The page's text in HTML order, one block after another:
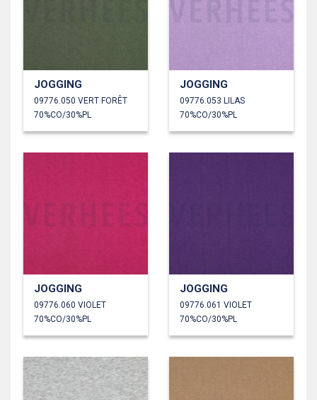
JOGGING
09776.050 VERT FORÊT
70%CO/30%PL
JOGGING
09776.053 LILAS
70%CO/30%PL
JOGGING
09776.060 VIOLET
70%CO/30%PL
JOGGING
09776.061 VIOLET
70%CO/30%PL